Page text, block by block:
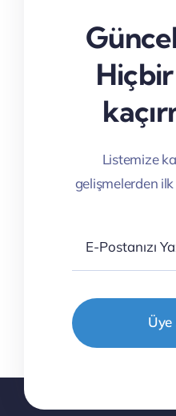
Listemize
gelişmelerden
Üye